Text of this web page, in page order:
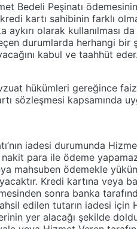
Bedeli Peşinatı
kartı sahibinin farklı
aykırı olarak kullanılması
durumlarda herhangi bir
kabul ve taahhüt eder.
hükümleri gereğince
sözleşmesi kapsamında
iadesi durumunda
para ile ödeme
mahsuben ödemekle
Kredi kartına veya
sonra banka
edilen tutarın iadesi için
yer alacağı şekilde